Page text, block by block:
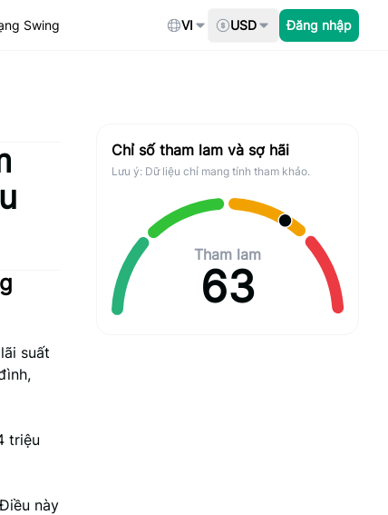
Swing VI USD Đăng nhập
suất
triệu
này
Chỉ số tham lam và sợ hãi
Lưu ý: Dữ liệu chỉ mang tính tham khảo.
Tham lam
63